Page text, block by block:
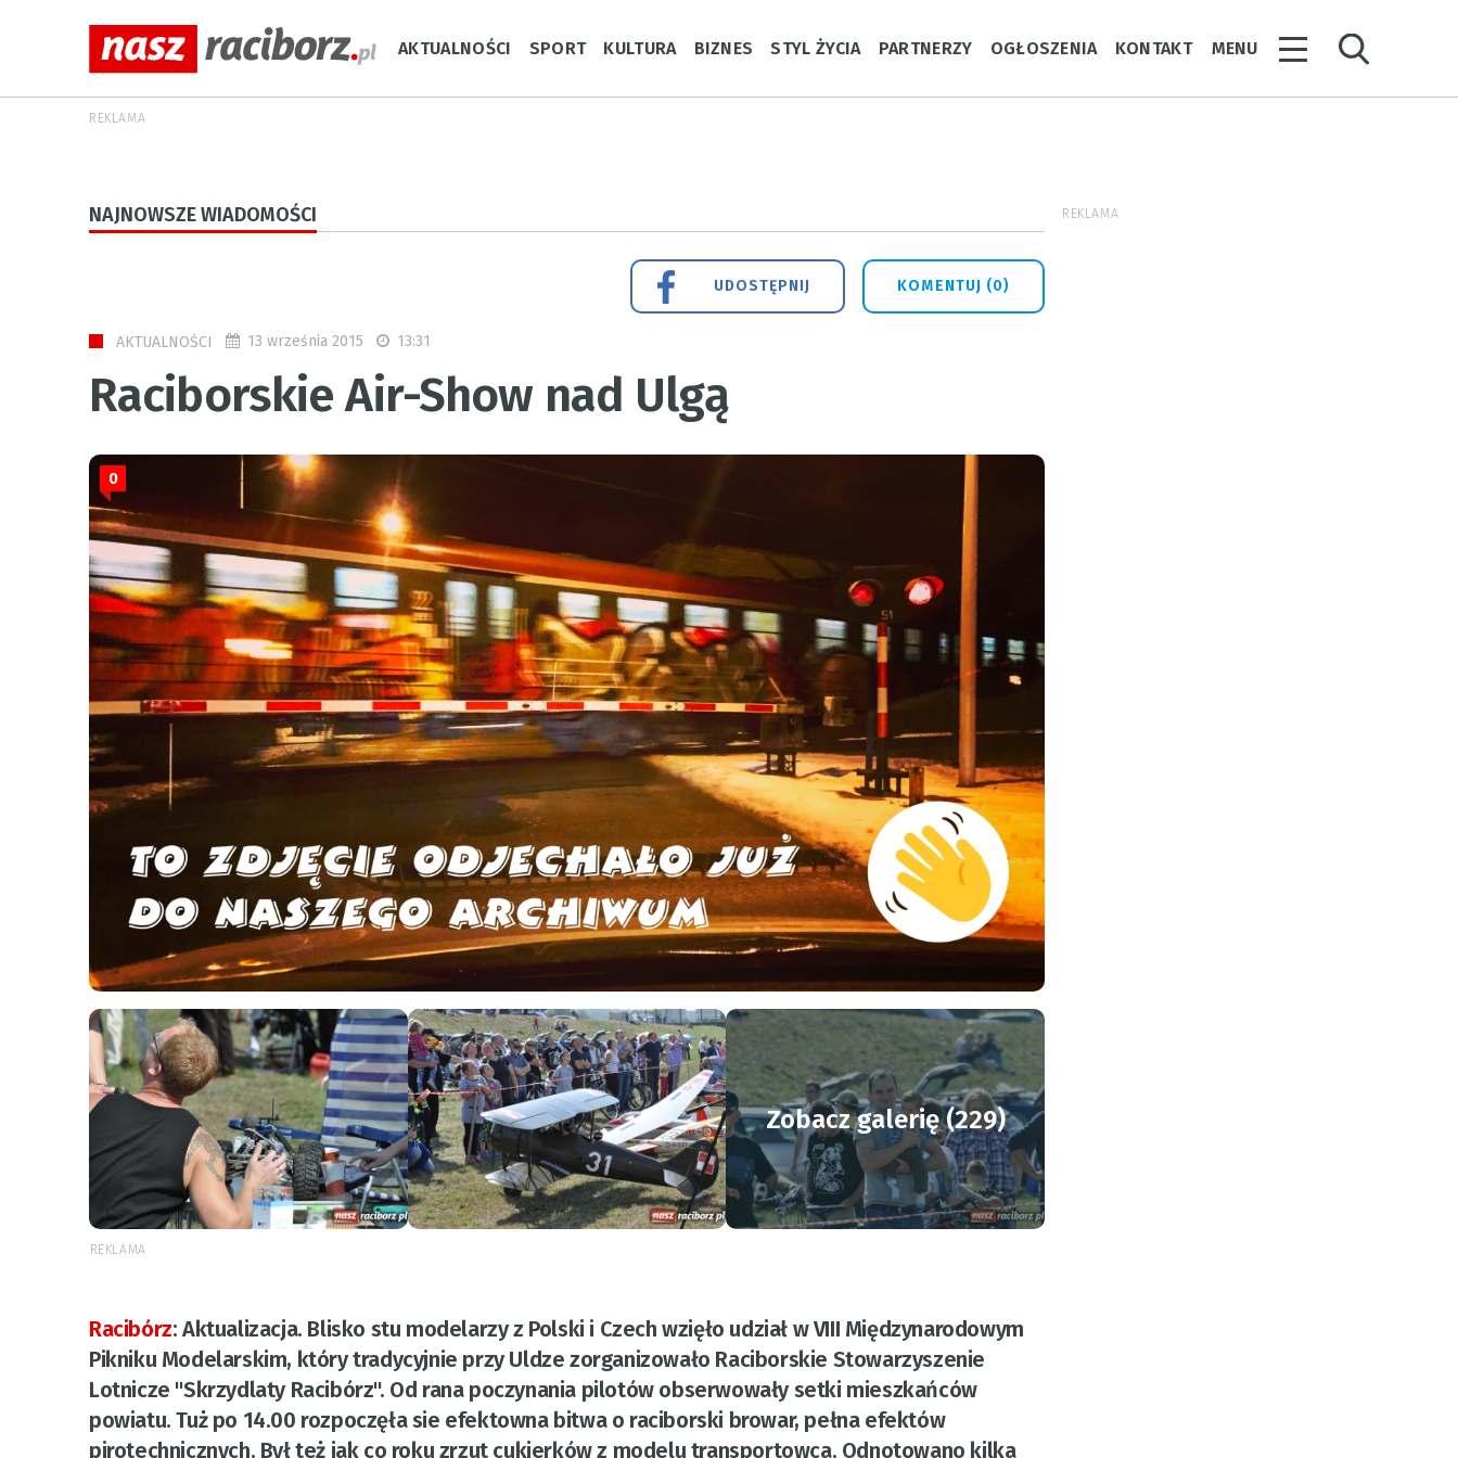
AKTUALNOŚCI SPORT KULTURA BIZNES STYL ŻYCIA PARTNERZY OGŁOSZENIA KONTAKT MENU
REKLAMA
NAJNOWSZE WIADOMOŚCI
KOMENTUJ (0)
UDOSTĘPNIJ
AKTUALNOŚCI 13 września 2015 13:31
Raciborskie Air-Show nad Ulgą
0
Zobacz galerię (229)
REKLAMA
Racibórz:Aktualizacja. Blisko stu modelarzy z Polski i Czech wzięło udział w VIII Międzynarodowym
Pikniku Modelarskim, który tradycyjnie przy Uldze zorganizowało Raciborskie Stowarzyszenie
Lotnicze "Skrzydlaty Racibórz". Od rana poczynania pilotów obserwowały setki mieszkańców
powiatu. Tuż po 14.00 rozpoczęła sie efektowna bitwa o raciborski browar, pełna efektów
pirotechnicznych. Był też jak co roku zrzut cukierków z modelu transportowca. Odnotowano kilka
REKLAMA